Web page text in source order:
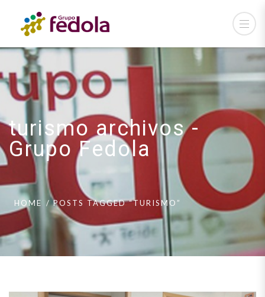
turismo archivos -
Grupo Fedola
HOME POSTS TAGGED “TURISMO”